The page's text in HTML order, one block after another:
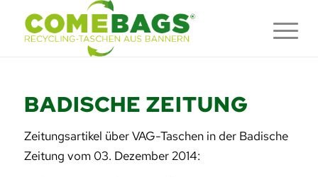
BADISCHE ZEITUNG
Zeitungsartikel über VAG-Taschen in der Badische
Zeitung vom 03. Dezember 2014: